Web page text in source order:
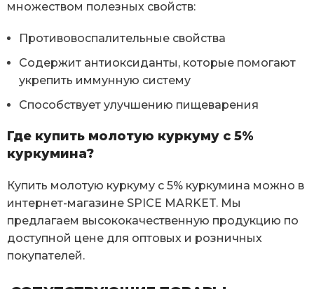
множеством полезных свойств:
Противовоспалительные свойства
Содержит антиоксиданты, которые помогают
укрепить иммунную систему
Способствует улучшению пищеварения
Где купить молотую куркуму с 5%
куркумина?
Купить молотую куркуму с 5% куркумина можно в
интернет-магазине SPICE MARKET. Мы
предлагаем высококачественную продукцию по
доступной цене для оптовых и розничных
покупателей.